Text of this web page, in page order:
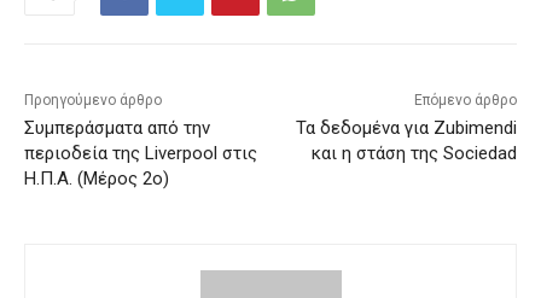
Προηγούμενο άρθρο
Συμπεράσματα από την
περιοδεία της Liverpool στις
Η.Π.Α. (Μέρος 2ο)
Επόμενο άρθρο
Τα δεδομένα για Zubimendi
και η στάση της Sociedad